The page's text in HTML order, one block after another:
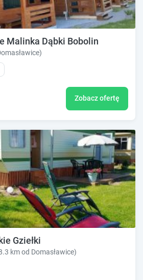
Malinka Dąbki Bobolin
Zobacz ofertę
Gziełki
km od Domasławice)